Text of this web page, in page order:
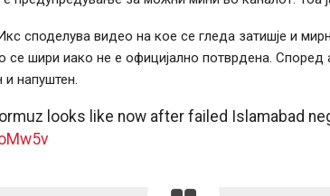
споделува видео на кое се гледа затишје и
се шири иако не е официјално потврдена. Според
напуштен.
looks like now after failed Islamabad